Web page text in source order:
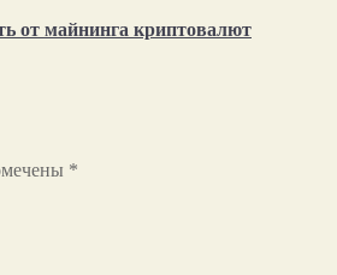
от майнинга криптовалют
*